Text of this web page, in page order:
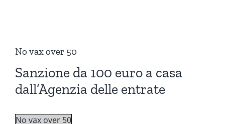
immagine
No vax over 50
Sanzione da 100 euro a casa
dall’Agenzia delle entrate
No vax over 50